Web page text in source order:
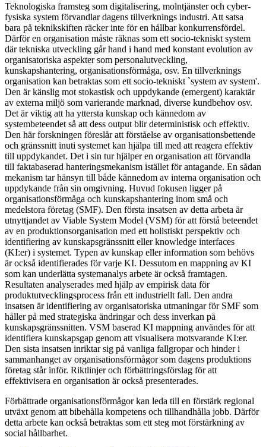
Teknologiska framsteg som digitalisering, molntjänster och cyber-
fysiska system förvandlar dagens tillverknings industri. Att satsa
bara på teknikskiften räcker inte för en hållbar konkurrensfördel.
Därför en organisation måste räknas som ett socio-tekniskt system
där tekniska utveckling går hand i hand med konstant evolution av
organisatoriska aspekter som personalutveckling,
kunskapshantering, organisationsförmåga, osv. En tillverknings
organisation kan betraktas som ett socio-tekniskt `system av system'.
Den är känslig mot stokastisk och uppdykande (emergent) karaktär
av externa miljö som varierande marknad, diverse kundbehov osv.
Det är viktig att ha yttersta kunskap och kännedom av
systembeteendet så att dess output blir deterministisk och effektiv.
Den här forskningen föreslår att förståelse av organisationsbettende
och gränssnitt inuti systemet kan hjälpa till med att reagera effektiv
till uppdykandet. Det i sin tur hjälper en organisation att förvandla
till faktabaserad hanteringsmekanism istället för antagande. En sådan
mekanism tar hänsyn till både kännedom av interna organisation och
uppdykande från sin omgivning. Huvud fokusen ligger på
organisationsförmåga och kunskapshantering inom små och
medelstora företag (SMF). Den första insatsen av detta arbeta är
utnyttjandet av Viable System Model (VSM) för att förstå beteendet
av en produktionsorganisation med ett holistiskt perspektiv och
identifiering av kunskapsgränssnitt eller knowledge interfaces
(KI:er) i systemet. Typen av kunskap eller information som behövs
är också identifierades för varje KI. Dessutom en mappning av KI
som kan underlätta systemanalys arbete är också framtagen.
Resultaten analyserades med hjälp av empirisk data för
produktutvecklingsprocess från ett industriellt fall. Den andra
insatsen är identifiering av organisatoriska utmaningar för SMF som
håller på med strategiska ändringar och dess inverkan på
kunskapsgränssnitten. VSM baserad KI mappning användes för att
identifiera kunskapsgap genom att visualisera motsvarande KI:er.
Den sista insatsen inriktar sig på vanliga fallgropar och hinder i
sammanhanget av organisationsförmågor som dagens produktions
företag står inför. Riktlinjer och förbättringsförslag för att
effektivisera en organisation är också presenterades.
Förbättrade organisationsförmågor kan leda till en förstärk regional
utväxt genom att bibehålla kompetens och tillhandhålla jobb. Därför
detta arbete kan också betraktas som ett steg mot förstärkning av
social hållbarhet.